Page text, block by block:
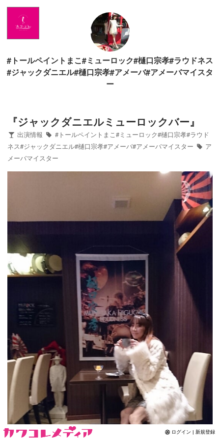
Home
News
出演情報
Twitter
Profile
#トールペイントまこ#ミューロック#樋口宗孝#ラウドネス
#ジャックダニエル#樋口宗孝#アメーバ#アメーバマイスタ
ー
『ジャックダニエルミューロックバー』
出演情報
#トールペイントまこ#ミューロック#樋口宗孝#ラウド
ネス#ジャックダニエル#樋口宗孝#アメーバ#アメーバマイスター
ア
メーバマイスター
ログイン | 新規登録